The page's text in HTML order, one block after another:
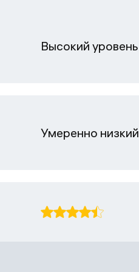
Высокий уровень
Умеренно низкий